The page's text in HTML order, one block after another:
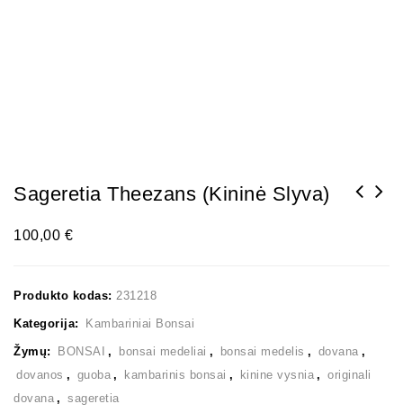
Sageretia Theezans (Kininė Slyva)
100,00€
Produkto kodas: 231218
Kategorija: Kambariniai Bonsai
Žymų: BONSAI , bonsai medeliai , bonsai medelis , dovana ,
dovanos , guoba , kambarinis bonsai , kinine vysnia , originali
dovana , sageretia